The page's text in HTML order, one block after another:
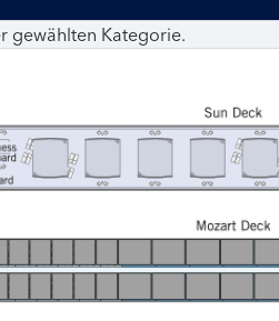
gewählten Kategorie.